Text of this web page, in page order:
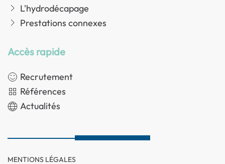
L'hydrodécapage
Prestations connexes
Accès rapide
Recrutement
Références
Actualités
MENTIONS LÉGALES